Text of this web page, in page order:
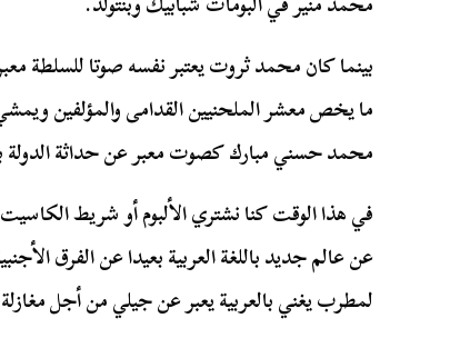
بينما كان محمد ثروت يعتبر نفسه صوتا للسلطة
ما يخص معشر الملحنيين القدامى والمؤلفين
محمد حسني مبارك كصوت معبر عن حداثة الدولة
في هذا الوقت كنا نشتري الألبوم أو شريط
عن عالم جديد باللغة العربية بعيدا عن الفرق
لمطرب يغني بالعربية يعبر عن جيلي من أجل مغازلة